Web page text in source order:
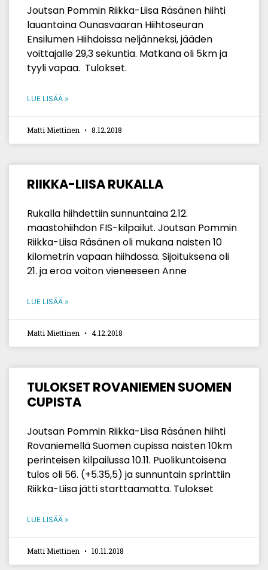
Joutsan Pommin Riikka-Liisa Räsänen hiihti
lauantaina Ounasvaaran Hiihtoseuran
Ensilumen Hiihdoissa neljänneksi, jääden
voittajalle 29,3 sekuntia. Matkana oli 5km ja
tyyli vapaa. Tulokset.
LUE LISÄÄ »
Matti Miettinen 8.12.2018
RIIKKA-LIISA RUKALLA
Rukalla hiihdettiin sunnuntaina 2.12.
maastohiihdon FIS-kilpailut. Joutsan Pommin
Riikka-Liisa Räsänen oli mukana naisten 10
kilometrin vapaan hiihdossa. Sijoituksena oli
21. ja eroa voiton vieneeseen Anne
LUE LISÄÄ »
Matti Miettinen 4.12.2018
TULOKSET ROVANIEMEN SUOMEN
CUPISTA
Joutsan Pommin Riikka-Liisa Räsänen hiihti
Rovaniemellä Suomen cupissa naisten 10km
perinteisen kilpailussa 10.11. Puolikuntoisena
tulos oli 56. (+5.35,5) ja sunnuntain sprinttiin
Riikka-Liisa jätti starttaamatta. Tulokset
LUE LISÄÄ »
Matti Miettinen 10.11.2018